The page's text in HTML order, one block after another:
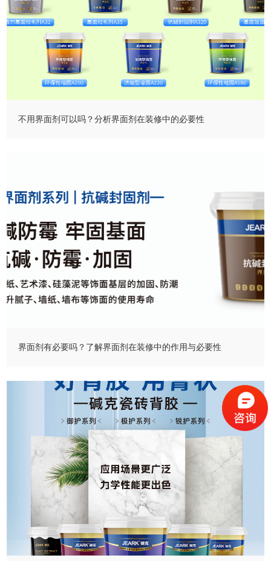
不用界面剂可以吗？分析界面剂在装修中的必要性
界面剂有必要吗？了解界面剂在装修中的作用与必要性